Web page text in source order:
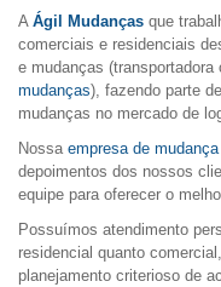
A Ágil Mudanças que
comerciais e residenciais
e mudanças
mudanças), fazendo parte
mudanças no mercado de
Nossa empresa de mudança
depoimentos dos nossos
equipe para oferecer o
Possuímos atendimento
residencial quanto
planejamento criterioso de